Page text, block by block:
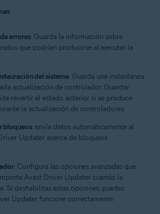
:
errores: Guarda la información sobre
que podrían producirse al ejecutar la
del sistema: Guarda una instantánea
actualización de controlador. Guardar
revertir el estado anterior si se produce
la actualización de controladores.
bloqueos: envía datos automáticamente al
Updater acerca de bloqueos
: Configura las opciones avanzadas que
Avast Driver Updater cuando la
Si deshabilitas estas opciones, puedes
Updater funcione correctamente.